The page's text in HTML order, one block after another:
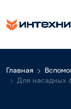
Главная
Для насадных